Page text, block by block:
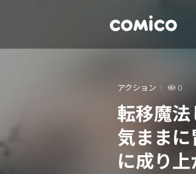
アクション 0
転移魔法
気まま
に成り上